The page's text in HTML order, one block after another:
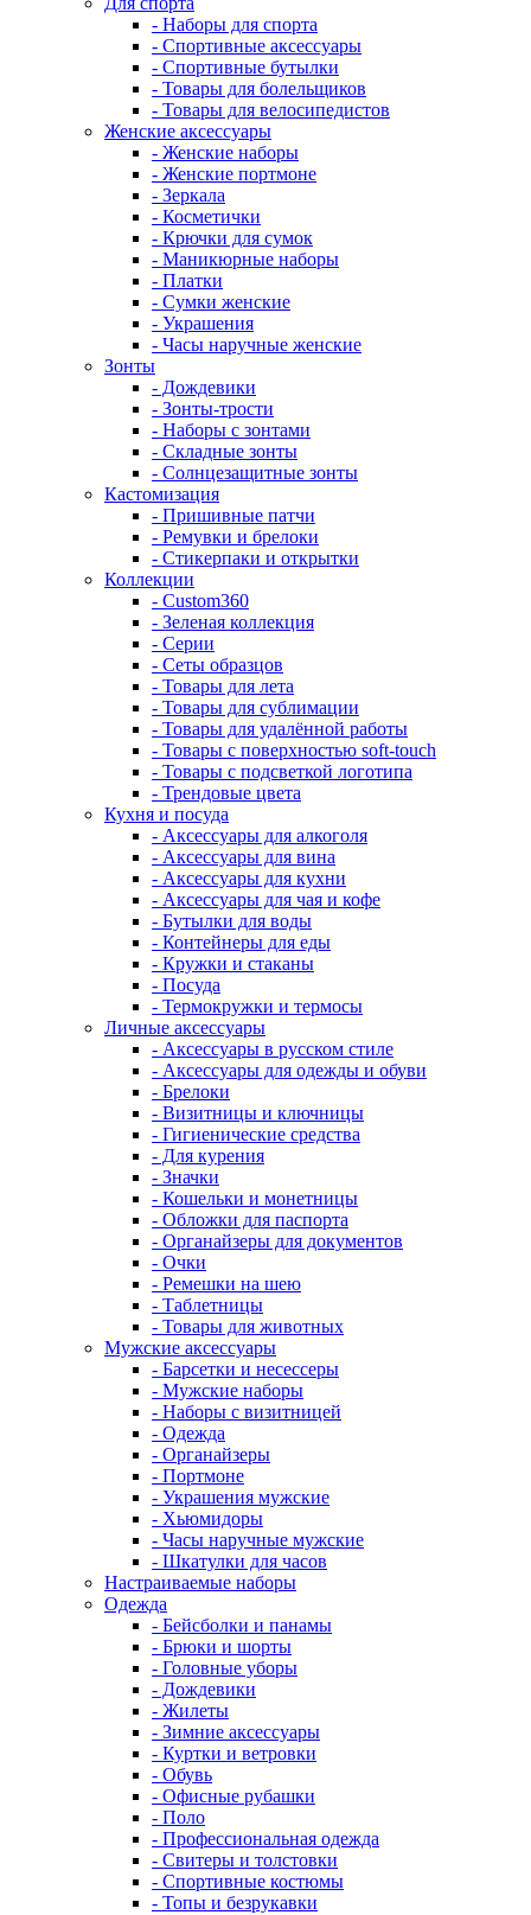
- Наборы для спорта
- Спортивные аксессуары
- Спортивные бутылки
- Товары для болельщиков
- Товары для велосипедистов
Женские аксессуары
- Женские наборы
- Женские портмоне
- Зеркала
- Косметички
- Крючки для сумок
- Маникюрные наборы
- Платки
- Сумки женские
- Украшения
- Часы наручные женские
Зонты
- Дождевики
- Зонты-трости
- Наборы с зонтами
- Складные зонты
- Солнцезащитные зонты
Кастомизация
- Пришивные патчи
- Ремувки и брелоки
- Стикерпаки и открытки
Коллекции
- Custom360
- Зеленая коллекция
- Серии
- Сеты образцов
- Товары для лета
- Товары для сублимации
- Товары для удалённой работы
- Товары с поверхностью soft-touch
- Товары с подсветкой логотипа
- Трендовые цвета
Кухня и посуда
- Аксессуары для алкоголя
- Аксессуары для вина
- Аксессуары для кухни
- Аксессуары для чая и кофе
- Бутылки для воды
- Контейнеры для еды
- Кружки и стаканы
- Посуда
- Термокружки и термосы
Личные аксессуары
- Аксессуары в русском стиле
- Аксессуары для одежды и обуви
- Брелоки
- Визитницы и ключницы
- Гигиенические средства
- Для курения
- Значки
- Кошельки и монетницы
- Обложки для паспорта
- Органайзеры для документов
- Очки
- Ремешки на шею
- Таблетницы
- Товары для животных
Мужские аксессуары
- Барсетки и несессеры
- Мужские наборы
- Наборы с визитницей
- Одежда
- Органайзеры
- Портмоне
- Украшения мужские
- Хьюмидоры
- Часы наручные мужские
- Шкатулки для часов
Настраиваемые наборы
Одежда
- Бейсболки и панамы
- Брюки и шорты
- Головные уборы
- Дождевики
- Жилеты
- Зимние аксессуары
- Куртки и ветровки
- Обувь
- Офисные рубашки
- Поло
- Профессиональная одежда
- Свитеры и толстовки
- Спортивные костюмы
- Топы и безрукавки